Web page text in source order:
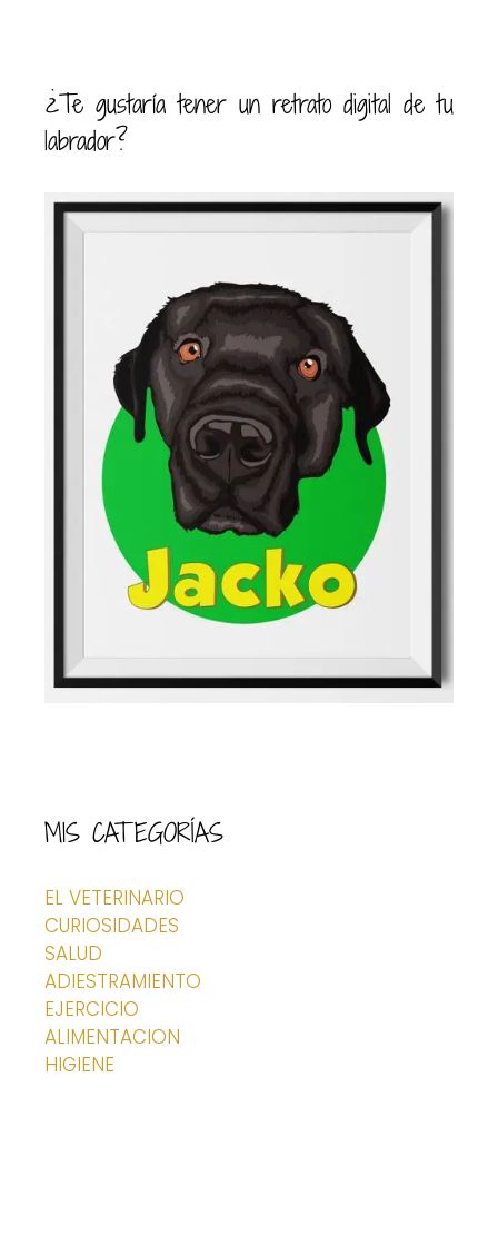
¿Te gustaría tener un retrato digital de tu
labrador?
MIS CATEGORÍAS
EL VETERINARIO
CURIOSIDADES
SALUD
ADIESTRAMIENTO
EJERCICIO
ALIMENTACION
HIGIENE